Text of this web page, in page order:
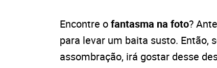
Encontre ofantasma na foto?
para levar um baita susto. Então,
assombração, irá gostar desse